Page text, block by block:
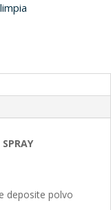
deposite polvo